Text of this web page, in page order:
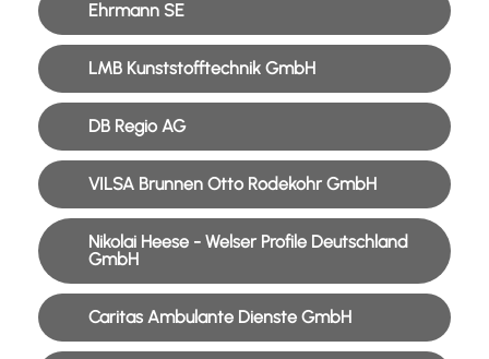
Ehrmann SE
LMB Kunststofftechnik GmbH
DB Regio AG
VILSA Brunnen Otto Rodekohr GmbH
Nikolai Heese - Welser Profile Deutschland
GmbH
Caritas Ambulante Dienste GmbH